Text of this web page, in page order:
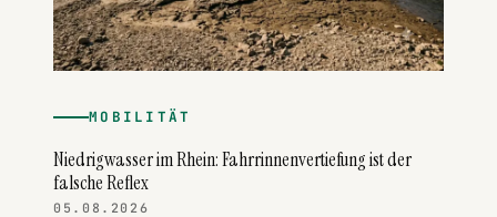
MOBILITÄT
Niedrigwasser im Rhein: Fahrrinnenvertiefung ist der
falsche Reflex
05.08.2026